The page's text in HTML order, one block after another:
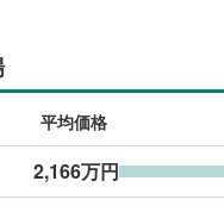
平均価格
2,166万円